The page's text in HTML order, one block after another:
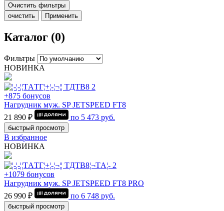
Очистить фильтры
очистить
Применить
Каталог (0)
Фильтры
НОВИНКА
+875 бонусов
Нагрудник муж. SP JETSPEED FT8
21 890 ₽
по 5 473 руб.
быстрый просмотр
В избранное
НОВИНКА
+1079 бонусов
Нагрудник муж. SP JETSPEED FT8 PRO
26 990 ₽
по 6 748 руб.
быстрый просмотр